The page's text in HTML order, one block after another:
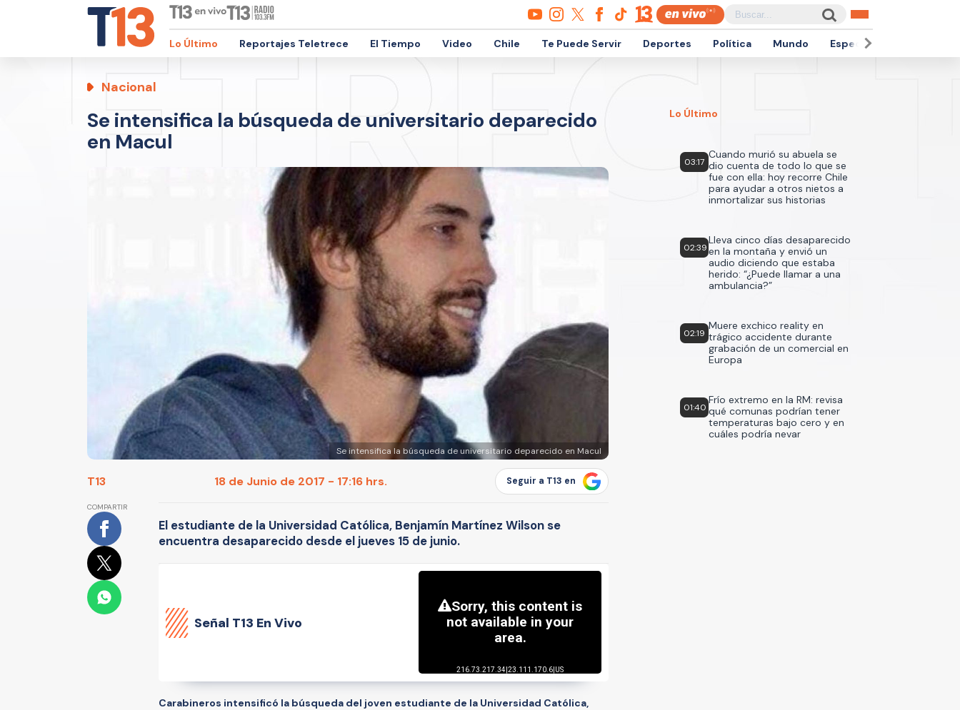
Lo Último Reportajes Teletrece El Tiempo Video Chile Te Puede Servir Deportes Política Mundo Espectáculos
Nacional
Se intensifica la búsqueda de universitario deparecido
en Macul
Se intensifica la búsqueda de universitario deparecido en Macul
T13 18 de Junio de 2017 - 17:16 hrs. Seguir a T13 en
COMPARTIR
El estudiante de la Universidad Católica, Benjamín Martínez Wilson se
encuentra desaparecido desde el jueves 15 de junio.
Señal T13 En Vivo
Carabineros intensificó la búsqueda del joven estudiante de la Universidad Católica,
Lo Último
03:17
Cuando murió su abuela se
dio cuenta de todo lo que se
fue con ella: hoy recorre Chile
para ayudar a otros nietos a
inmortalizar sus historias
02:39
Lleva cinco días desaparecido
en la montaña y envió un
audio diciendo que estaba
herido: “¿Puede llamar a una
ambulancia?”
02:19
Muere exchico reality en
trágico accidente durante
grabación de un comercial en
Europa
01:40
Frío extremo en la RM: revisa
qué comunas podrían tener
temperaturas bajo cero y en
cuáles podría nevar